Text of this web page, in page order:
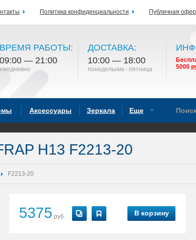
ВРЕМЯ РАБОТЫ:
09:00 — 21:00
ежедневно
ДОСТАВКА:
10:00 — 18:00
понедельник - пятница
5000
Аксессуары Зеркала Еще
H13 F2213-20
F2213-20
5375 руб. В корзину
Политика конфиденциальности Публичная